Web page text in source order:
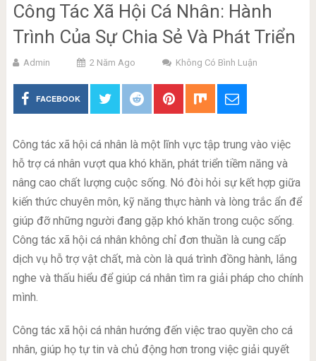
Công Tác Xã Hội Cá Nhân: Hành
Trình Của Sự Chia Sẻ Và Phát Triển
Admin 2 Năm Ago Không Có Bình Luận
FACEBOOK
Công tác xã hội cá nhân là một lĩnh vực tập trung vào việc
hỗ trợ cá nhân vượt qua khó khăn, phát triển tiềm năng và
nâng cao chất lượng cuộc sống. Nó đòi hỏi sự kết hợp giữa
kiến thức chuyên môn, kỹ năng thực hành và lòng trắc ẩn để
giúp đỡ những người đang gặp khó khăn trong cuộc sống.
Công tác xã hội cá nhân không chỉ đơn thuần là cung cấp
dịch vụ hỗ trợ vật chất, mà còn là quá trình đồng hành, lắng
nghe và thấu hiểu để giúp cá nhân tìm ra giải pháp cho chính
mình.
Công tác xã hội cá nhân hướng đến việc trao quyền cho cá
nhân, giúp họ tự tin và chủ động hơn trong việc giải quyết